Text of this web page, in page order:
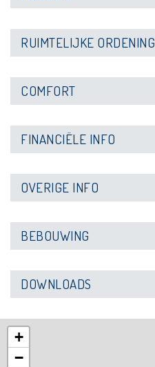
RUIMTELIJKE ORDENING
COMFORT
FINANCIËLE INFO
OVERIGE INFO
BEBOUWING
DOWNLOADS
+
−